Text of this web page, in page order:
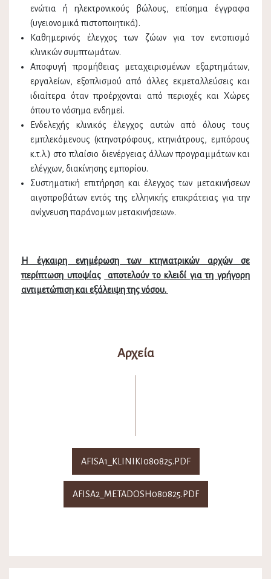
ενώτια ή ηλεκτρονικούς βώλους, επίσηµα έγγραφα
(υγειονοµικά πιστοποιητικά).
Καθηµερινός έλεγχος των ζώων για τον εντοπισµό
κλινικών συµπτωµάτων.
Αποφυγή προμήθειας μεταχειρισμένων εξαρτημάτων,
εργαλείων, εξοπλισμού από άλλες εκμεταλλεύσεις και
ιδιαίτερα όταν προέρχονται από περιοχές και Χώρες
όπου το νόσημα ενδημεί.
Ενδελεχής κλινικός έλεγχος αυτών από όλους τους
εμπλεκόμενους (κτηνοτρόφους, κτηνιάτρους, εμπόρους
κ.τ.λ.) στο πλαίσιο διενέργειας άλλων προγραμμάτων και
ελέγχων, διακίνησης εμπορίου.
Συστηματική επιτήρηση και έλεγχος των μετακινήσεων
αιγοπροβάτων εντός της ελληνικής επικράτειας για την
ανίχνευση παράνομων μετακινήσεων».
Η έγκαιρη ενημέρωση των κτηνιατρικών αρχών σε
περίπτωση υποψίας
αποτελούν το κλειδί για τη γρήγορη
αντιμετώπιση και εξάλειψη της νόσου.
Αρχεία
AFISA1_KLINIKI080825.PDF
AFISA2_METADOSH080825.PDF